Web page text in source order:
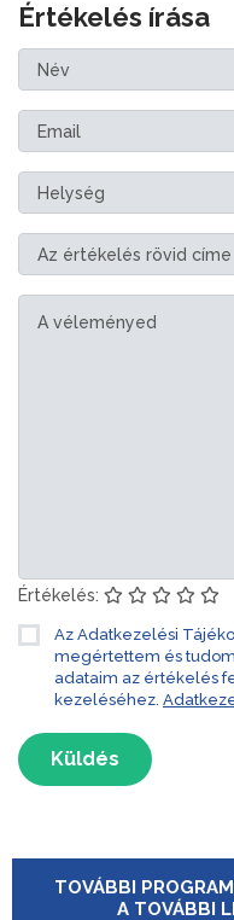
Értékelés írása
Értékelés:
Az Adatkezelési
megértettem és
adataim az értékelés
kezeléséhez.
Küldés
TOVÁBBI
A TOVÁBBI